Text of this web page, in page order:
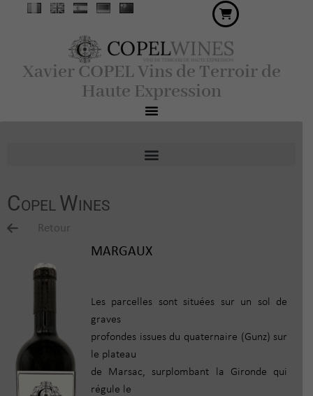
Xavier COPEL Vins de Terroir de
Haute Expression
COPEL W INES
Retour
MARGAUX
Les parcelles sont situées sur un sol de
graves
profondes issues du quaternaire (Gunz) sur
le plateau
de Marsac, surplombant la Gironde qui
régule le